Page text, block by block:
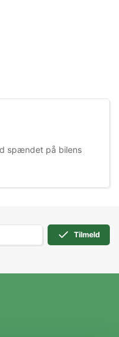
spændet på bilens
Tilmeld